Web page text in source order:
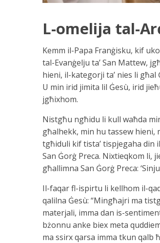
L-omelija tal-
Kemm il-Papa Franġisku, kif
tal-Evanġelju ta’ San Mattew,
hieni, il-kategorji ta’ nies li
U min irid jimita lil Ġesù, irid
jgħixhom.
Nistgħu ngħidu li kull waħda
għalhekk, min hu tassew
tgħiduli kif tista’ tispjegaha
San Ġorġ Preca. Nixtieqkom li,
għallimna San Ġorġ Preca:
Il-faqar fl-ispirtu li kellhom il-
qalilna Ġesù: “Mingħajri ma
materjali, imma dan is-
bżonnu anke biex meta
ma ssirx qarsa imma tkun qalb